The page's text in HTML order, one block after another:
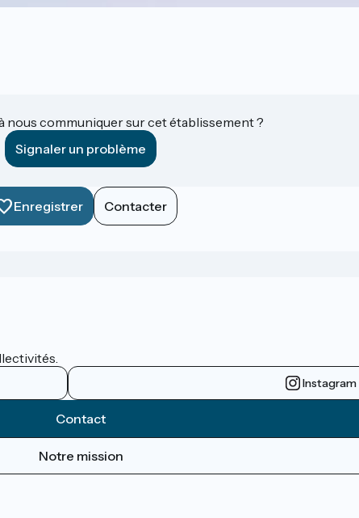
nous communiquer sur cet établissement ?
Signaler un problème
Enregistrer Contacter
Instagram
Contact
Notre mission